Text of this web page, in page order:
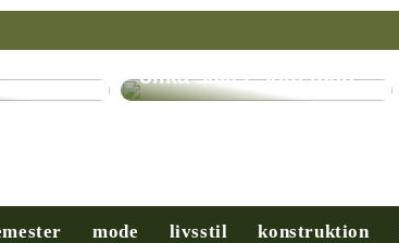
Få hjälp med många
olika saker som man
mode livsstil konstruktion